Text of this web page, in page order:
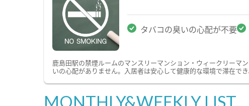
タバコの臭いの心配が不要
鹿島田駅の禁煙ルームのマンスリーマンション・ウィークリーマ
いの心配がありません。入居者は安心して健康的な環境で滞在で
MONTHLY&WEEKLY LIST